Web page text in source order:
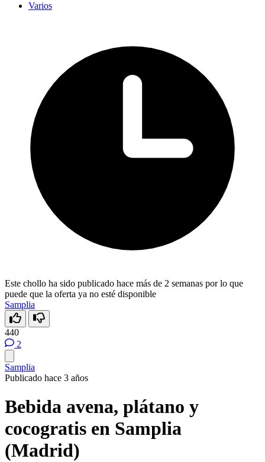
Varios
Este chollo ha sido publicado hace más de 2 semanas por lo que
puede que la oferta ya no esté disponible
Samplia
440
2
Samplia
Publicado hace 3 años
Bebida avena, plátano y
cocogratis en Samplia
(Madrid)